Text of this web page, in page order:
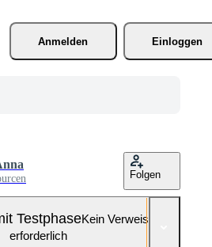
Anmelden
Einloggen
Folgen
TestphaseKein Verweis
erforderlich